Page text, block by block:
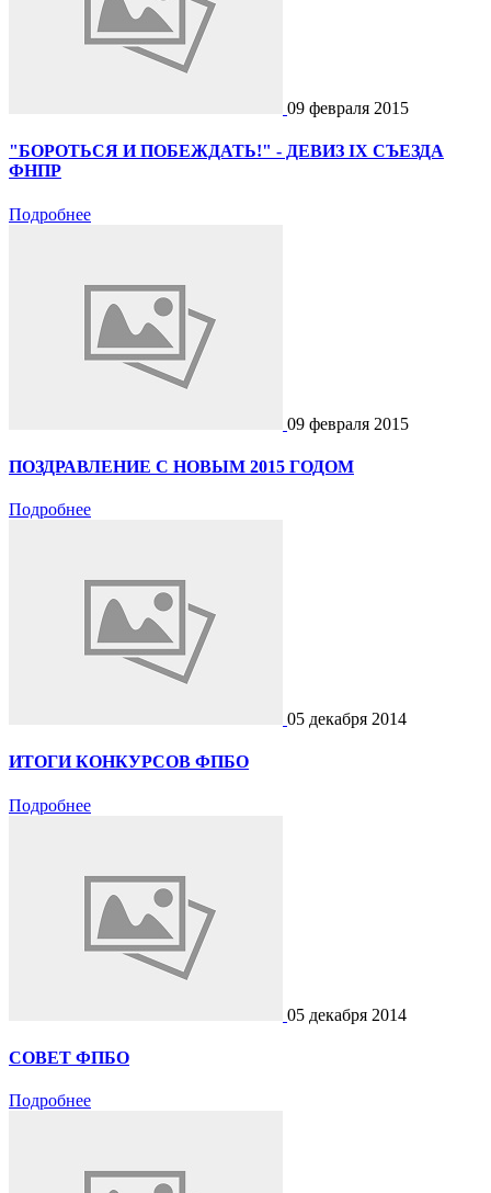
09 февраля 2015
"БОРОТЬСЯ И ПОБЕЖДАТЬ!" - ДЕВИЗ IX СЪЕЗДА
ФНПР
Подробнее
09 февраля 2015
ПОЗДРАВЛЕНИЕ С НОВЫМ 2015 ГОДОМ
Подробнее
05 декабря 2014
ИТОГИ КОНКУРСОВ ФПБО
Подробнее
05 декабря 2014
СОВЕТ ФПБО
Подробнее